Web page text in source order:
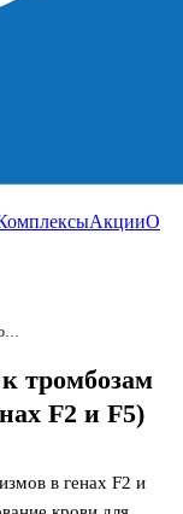
АкцииО
Склонность к тромбозам (анализ полиморфизмов в генах F2 и F5)
тромбозам
F2 и F5)
в генах F2 и